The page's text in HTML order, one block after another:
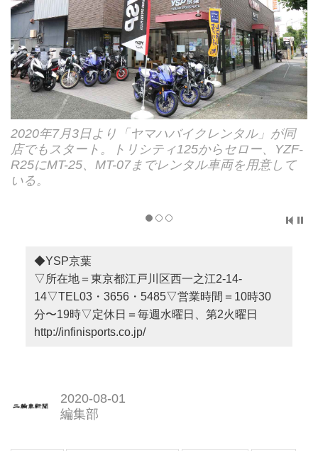
2020年7月3日より「ヤマハバイクレンタル」が同
店でもスタート。トリシティ125からセロー、YZF-
R25にMT-25、MT-07までレンタル車両を用意して
いる。
◆YSP京葉
▽所在地＝東京都江戸川区西一之江2-14-
14▽TEL03・3656・5485▽営業時間＝10時30
分〜19時▽定休日＝毎週水曜日、第2火曜日
http://infinisports.co.jp/
2020-08-01
編集部